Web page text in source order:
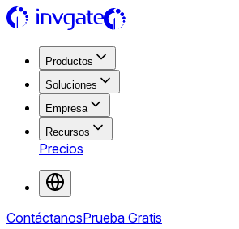
Productos
Soluciones
Empresa
Recursos
Precios
ContáctanosPrueba Gratis